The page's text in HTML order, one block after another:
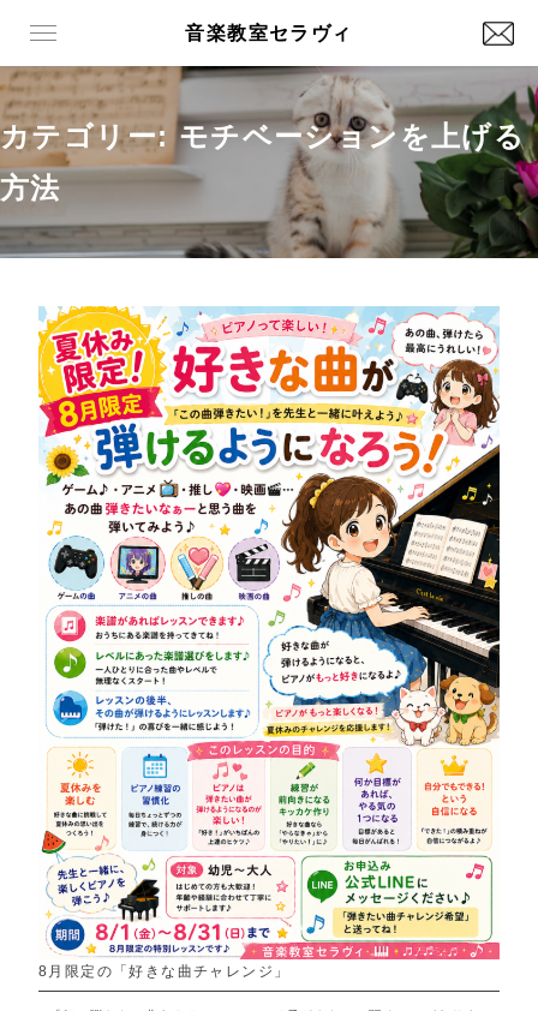
音楽教室セラヴィ
カテゴリー: モチベーションを上げる
方法
8月限定の「好きな曲チャレンジ」